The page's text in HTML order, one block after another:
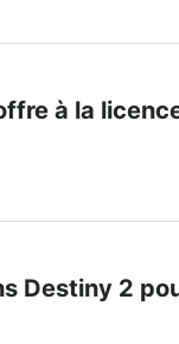
à la
Destiny 2